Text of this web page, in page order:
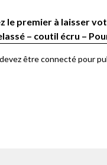
le premier à laisser
– coutil écru –
êtreconnectépour